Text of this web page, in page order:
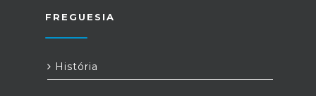
FREGUESIA
História